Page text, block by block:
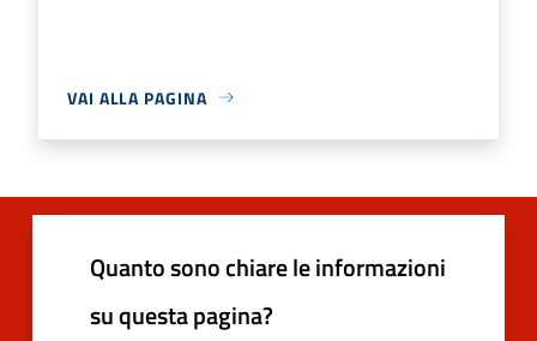
VAI ALLA PAGINA
Quanto sono chiare le informazioni
su questa pagina?